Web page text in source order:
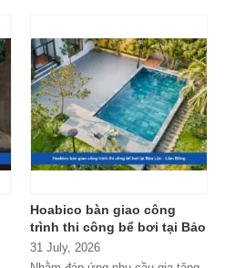
Hoabico bàn giao công
trình thi công bể bơi tại Bảo
Lộc - Lâm Đồng
31 July, 2026